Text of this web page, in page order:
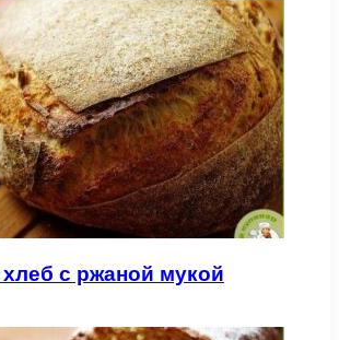
с ржаной мукой